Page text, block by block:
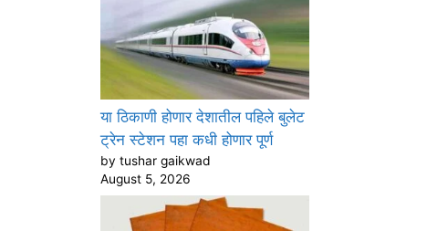
या ठिकाणी होणार देशातील पहिले बुलेट
ट्रेन स्टेशन पहा कधी होणार पूर्ण
by tushar gaikwad
August 5, 2026